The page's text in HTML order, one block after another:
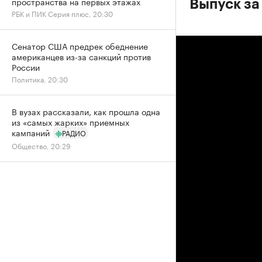
Выпуск
РБК и ПИК Серия плюс, 20:30
Сенатор США предрек обеднение
американцев из-за санкций против
России
Политика, 20:30
В вузах рассказали, как прошла одна
из «самых жарких» приемных
кампаний
РАДИО
Общество, 20:29